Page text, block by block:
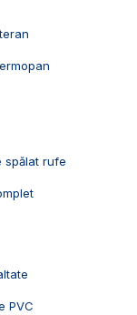
spălat rufe
PVC